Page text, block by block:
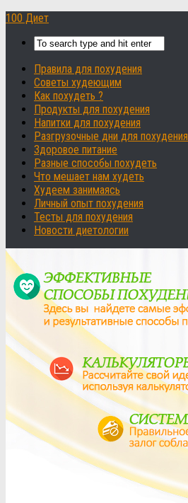
100 Диет
Правила для похудения
Советы худеющим
Как похудеть ?
Продукты для похудения
Напитки для похудения
Разгрузочные дни для похудения
Здоровое питание
Разные способы похудеть
Что мешает нам худеть
Худеем занимаясь
Личный опыт похудения
Тесты для похудения
Новости диетологии